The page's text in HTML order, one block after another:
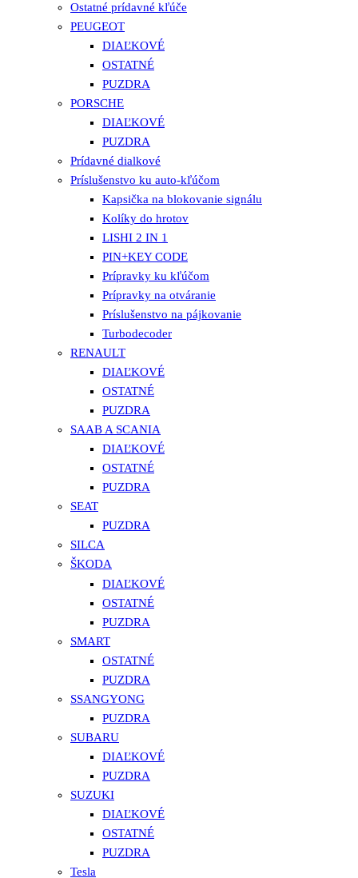
Ostatné prídavné kľúče
PEUGEOT
DIAĽKOVÉ
OSTATNÉ
PUZDRA
PORSCHE
DIAĽKOVÉ
PUZDRA
Prídavné dialkové
Príslušenstvo ku auto-kľúčom
Kapsička na blokovanie signálu
Kolíky do hrotov
LISHI 2 IN 1
PIN+KEY CODE
Prípravky ku kľúčom
Prípravky na otváranie
Príslušenstvo na pájkovanie
Turbodecoder
RENAULT
DIAĽKOVÉ
OSTATNÉ
PUZDRA
SAAB A SCANIA
DIAĽKOVÉ
OSTATNÉ
PUZDRA
SEAT
PUZDRA
SILCA
ŠKODA
DIAĽKOVÉ
OSTATNÉ
PUZDRA
SMART
OSTATNÉ
PUZDRA
SSANGYONG
PUZDRA
SUBARU
DIAĽKOVÉ
PUZDRA
SUZUKI
DIAĽKOVÉ
OSTATNÉ
PUZDRA
Tesla